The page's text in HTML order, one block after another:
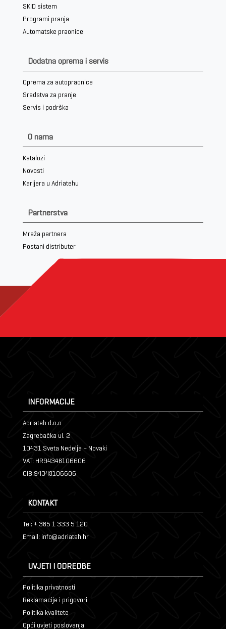
SKID sistem
Programi pranja
Automatske praonice
Dodatna oprema i servis
Oprema za autopraonice
Sredstva za pranje
Servis i podrška
O nama
Katalozi
Novosti
Karijera u Adriatehu
Partnerstva
Mreža partnera
Postani distributer
INFORMACIJE
Adriateh d.o.o
Zagrebačka ul. 2
10431 Sveta Nedelja – Novaki
VAT: HR94348106606
OIB:94348106606
KONTAKT
Tel: + 385 1 333 5 120
Email: info@adriateh.hr
UVJETI I ODREDBE
Politika privatnosti
Reklamacije i prigovori
Politika kvalitete
Opći uvjeti poslovanja